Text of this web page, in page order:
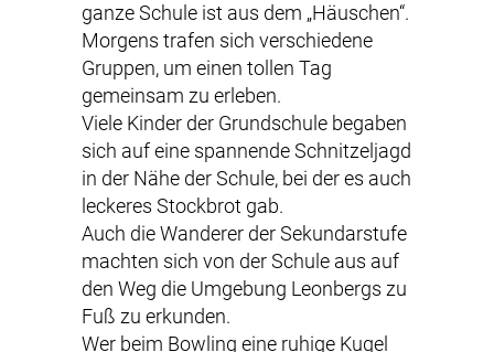
ganze Schule ist aus dem „Häuschen“.
Morgens trafen sich verschiedene
Gruppen, um einen tollen Tag
gemeinsam zu erleben.
Viele Kinder der Grundschule begaben
sich auf eine spannende Schnitzeljagd
in der Nähe der Schule, bei der es auch
leckeres Stockbrot gab.
Auch die Wanderer der Sekundarstufe
machten sich von der Schule aus auf
den Weg die Umgebung Leonbergs zu
Fuß zu erkunden.
Wer beim Bowling eine ruhige Kugel